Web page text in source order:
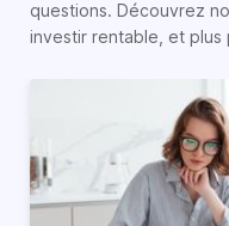
questions. Découvrez
investir rentable, et plus